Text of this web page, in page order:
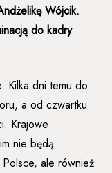
Wójcik.
do kadry
Kilka dni temu do
a od czwartku
Krajowe
nie będą
Polsce, ale również